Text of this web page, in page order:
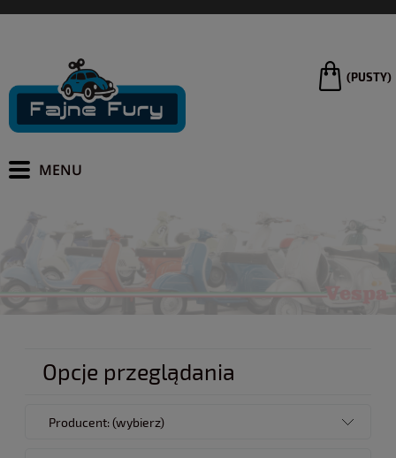
(PUSTY)
Opcje przeglądania
Producent: (wybierz)